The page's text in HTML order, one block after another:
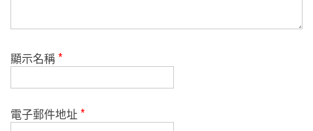
顯示名稱*
電子郵件地址*